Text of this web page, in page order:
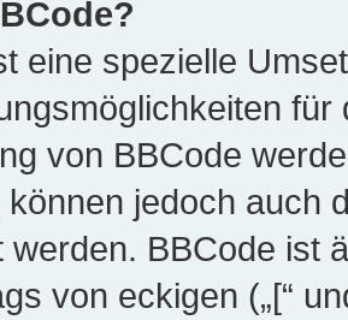
eine spezielle
von BBCode
jedoch auch
werden. BBCode ist
von eckigen („[“